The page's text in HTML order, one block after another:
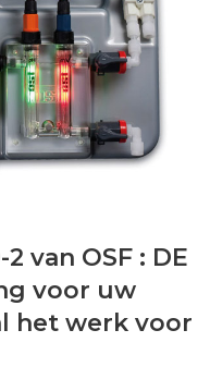
van OSF : DE
voor uw
het werk voor